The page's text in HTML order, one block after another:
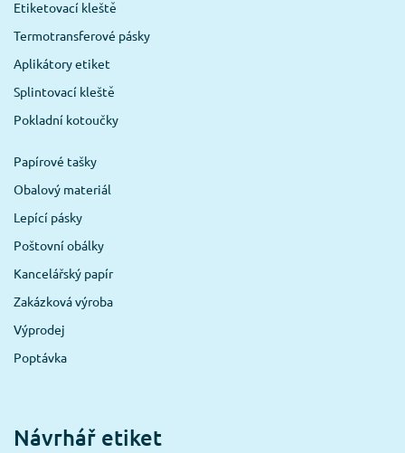
Etiketovací kleště
Termotransferové pásky
Aplikátory etiket
Splintovací kleště
Pokladní kotoučky
Papírové tašky
Obalový materiál
Lepící pásky
Poštovní obálky
Kancelářský papír
Zakázková výroba
Výprodej
Poptávka
Návrhář etiket